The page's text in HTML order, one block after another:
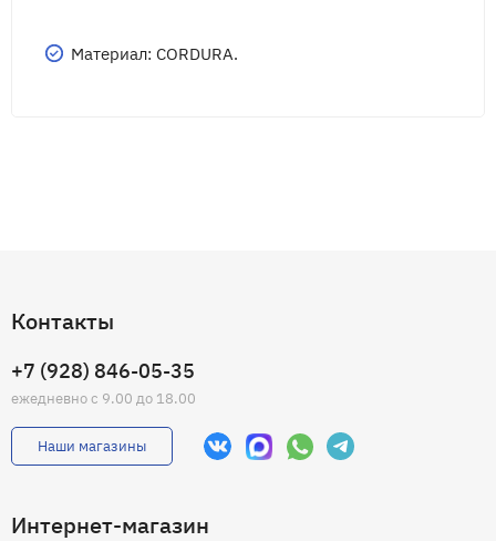
Материал: CORDURA.
Контакты
+7 (928) 846-05-35
ежедневно с 9.00 до 18.00
Наши магазины
Интернет-магазин